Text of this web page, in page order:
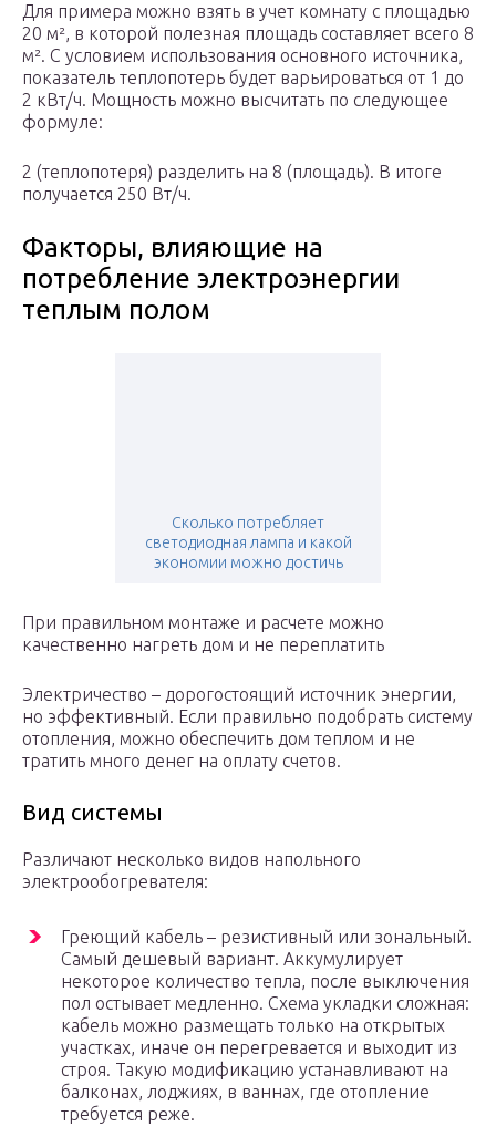
Для примера можно взять в учет комнату с площадью
20 м², в которой полезная площадь составляет всего 8
м². С условием использования основного источника,
показатель теплопотерь будет варьироваться от 1 до
2 кВт/ч. Мощность можно высчитать по следующее
формуле:
2 (теплопотеря) разделить на 8 (площадь). В итоге
получается 250 Вт/ч.
Факторы, влияющие на
потребление электроэнергии
теплым полом
Сколько потребляет
светодиодная лампа и какой
экономии можно достичь
При правильном монтаже и расчете можно
качественно нагреть дом и не переплатить
Электричество – дорогостоящий источник энергии,
но эффективный. Если правильно подобрать систему
отопления, можно обеспечить дом теплом и не
тратить много денег на оплату счетов.
Вид системы
Различают несколько видов напольного
электрообогревателя:
Греющий кабель – резистивный или зональный.
Самый дешевый вариант. Аккумулирует
некоторое количество тепла, после выключения
пол остывает медленно. Схема укладки сложная:
кабель можно размещать только на открытых
участках, иначе он перегревается и выходит из
строя. Такую модификацию устанавливают на
балконах, лоджиях, в ваннах, где отопление
требуется реже.